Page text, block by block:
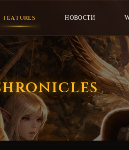
FEATURES НОВОСТИ